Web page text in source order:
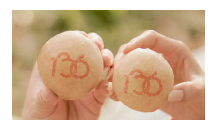
© 2026 JIU ZHEN NAN.CO All rights reserved